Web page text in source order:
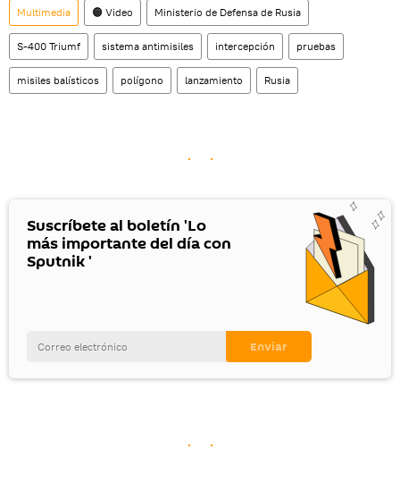
Multimedia 🟠 Video Ministerio de Defensa de Rusia
S-400 Triumf sistema antimisiles intercepción pruebas
misiles balísticos polígono lanzamiento Rusia
Suscríbete al boletín 'Lo
más importante del día con
Sputnik '